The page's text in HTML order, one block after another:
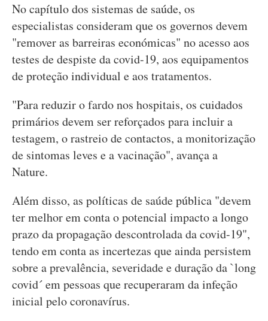
No capítulo dos sistemas de saúde, os
especialistas consideram que os governos devem
"remover as barreiras económicas" no acesso aos
testes de despiste da covid-19, aos equipamentos
de proteção individual e aos tratamentos.
"Para reduzir o fardo nos hospitais, os cuidados
primários devem ser reforçados para incluir a
testagem, o rastreio de contactos, a monitorização
de sintomas leves e a vacinação", avança a
Nature.
Além disso, as políticas de saúde pública "devem
ter melhor em conta o potencial impacto a longo
prazo da propagação descontrolada da covid-19",
tendo em conta as incertezas que ainda persistem
sobre a prevalência, severidade e duração da `long
covid´ em pessoas que recuperaram da infeção
inicial pelo coronavírus.